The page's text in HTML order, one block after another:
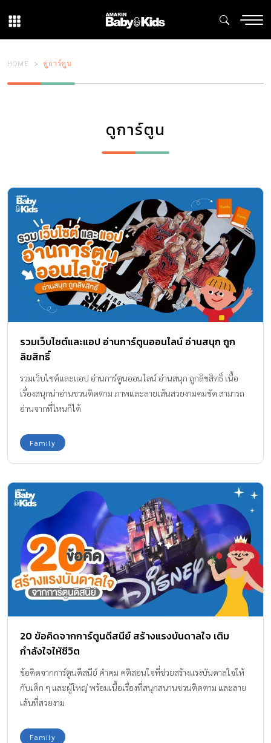
HOME ดูการ์ตูน
ดูการ์ตูน
รวมเว็บไซต์และแอป อ่านการ์ตูนออนไลน์ อ่านสนุก ถูก
ลิขสิทธิ์
รวมเว็บไซต์และแอป อ่านการ์ตูนออนไลน์ อ่านสนุก ถูกลิขสิทธิ์ เนื้อ
เรื่องสนุกน่าอ่านชวนติดตาม ภาพและลายเส้นสวยงามคมชัด สามารถ
อ่านจากที่ไหนก็ได้
Family
20 ข้อคิดจากการ์ตูนดีสนีย์ สร้างแรงบันดาลใจ เติม
กำลังใจให้ชีวิต
ข้อคิดจากการ์ตูนดีสนีย์ คำคม คติสอนใจที่ช่วยสร้างแรงบันดาลใจให้
กับเด็ก ๆ และผู้ใหญ่ พร้อมเนื้อเรื่องที่สนุกสนานชวนติดตาม และลาย
เส้นที่สวยงาม
Family